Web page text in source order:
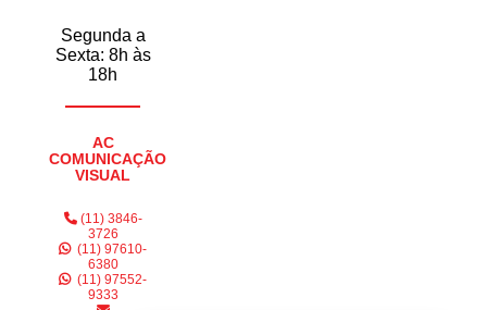
Segunda a
Sexta: 8h às
18h
AC
COMUNICAÇÃO
VISUAL
(11) 3846-
3726
(11) 97610-
6380
(11) 97552-
9333